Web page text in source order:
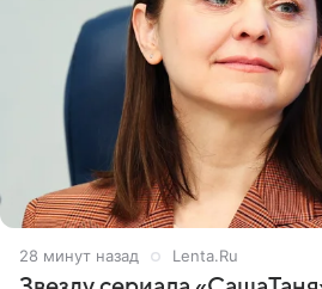
28 минут назад Lenta.Ru